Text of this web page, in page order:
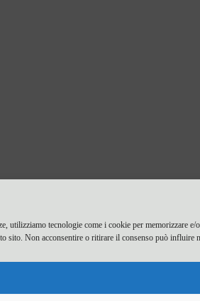
utilizziamo tecnologie come i cookie per memorizzare
sito. Non acconsentire o ritirare il consenso può influire